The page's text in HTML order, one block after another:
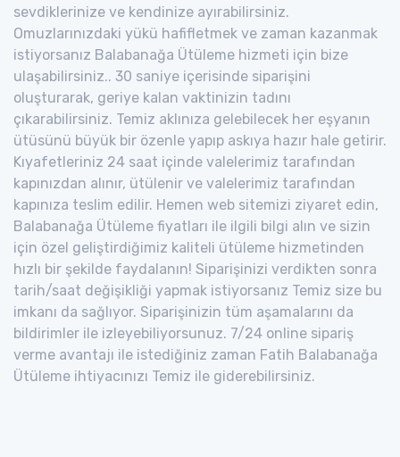
sevdiklerinize ve kendinize ayırabilirsiniz.
Omuzlarınızdaki yükü hafifletmek ve zaman kazanmak
istiyorsanız Balabanağa Ütüleme hizmeti için bize
ulaşabilirsiniz.. 30 saniye içerisinde siparişini
oluşturarak, geriye kalan vaktinizin tadını
çıkarabilirsiniz. Temiz aklınıza gelebilecek her eşyanın
ütüsünü büyük bir özenle yapıp askıya hazır hale getirir.
Kıyafetleriniz 24 saat içinde valelerimiz tarafından
kapınızdan alınır, ütülenir ve valelerimiz tarafından
kapınıza teslim edilir. Hemen web sitemizi ziyaret edin,
Balabanağa Ütüleme fiyatları ile ilgili bilgi alın ve sizin
için özel geliştirdiğimiz kaliteli ütüleme hizmetinden
hızlı bir şekilde faydalanın! Siparişinizi verdikten sonra
tarih/saat değişikliği yapmak istiyorsanız Temiz size bu
imkanı da sağlıyor. Siparişinizin tüm aşamalarını da
bildirimler ile izleyebiliyorsunuz. 7/24 online sipariş
verme avantajı ile istediğiniz zaman Fatih Balabanağa
Ütüleme ihtiyacınızı Temiz ile giderebilirsiniz.